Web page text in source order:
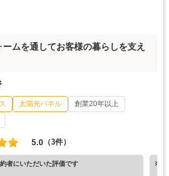
ームを通してお客様の暮らしを支え
太陽光パネル
創業20年以上
5.0 （3件）
者にいただいた評価です ※ホ